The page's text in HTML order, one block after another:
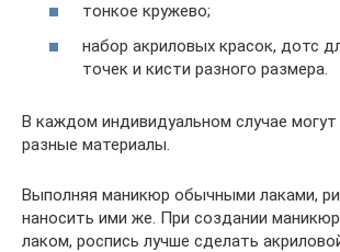
тонкое кружево;
набор акриловых красок, дотс
точек и кисти разного размера.
В каждом индивидуальном случае
разные материалы.
Выполняя маникюр обычными лаками,
наносить ими же. При создании
лаком, роспись лучше сделать